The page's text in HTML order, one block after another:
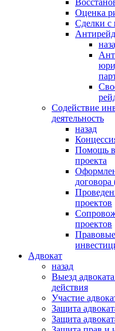
Оценка
Сделки с
Содействие
деятельность
назад
Помощь в
проекта
договора
проектов
проектов
Адвокат
назад
Выезд
действия
Участие
Защита
Защита